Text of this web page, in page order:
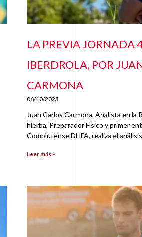
LA PREVIA JORNADA
IBERDROLA, POR
CARMONA
06/10/2023
Juan Carlos Carmona, Analista en la
hierba, Preparador Físico y primer
Complutense DHFA, realiza el análisis
Leer más »